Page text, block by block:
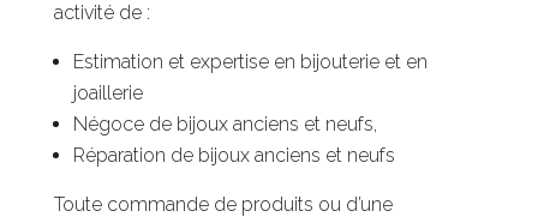
activité de :
Estimation et expertise en bijouterie et en
joaillerie
Négoce de bijoux anciens et neufs,
Réparation de bijoux anciens et neufs
Toute commande de produits ou d’une